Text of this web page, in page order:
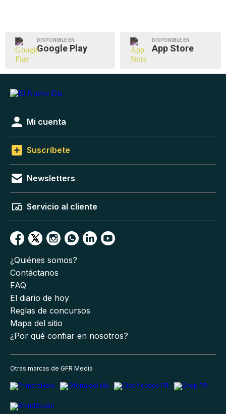
DISPONIBLE EN
Google Play
DISPONIBLE EN
App Store
Mi cuenta
Suscríbete
Newsletters
Servicio al cliente
¿Quiénes somos?
Contáctanos
FAQ
El diario de hoy
Reglas de concursos
Mapa del sitio
¿Por qué confiar en nosotros?
Otras marcas de GFR Media